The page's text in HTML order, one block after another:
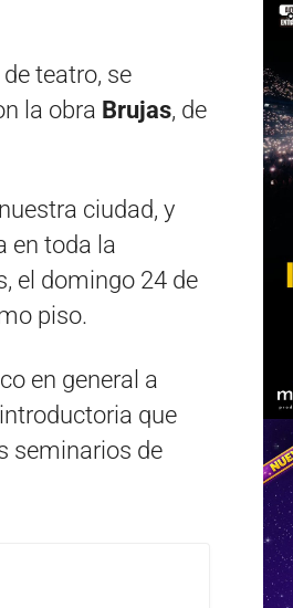
teatro, se
la obra Brujas, de
ciudad, y
en toda la
el domingo 24 de
piso.
en general a
que
seminarios de